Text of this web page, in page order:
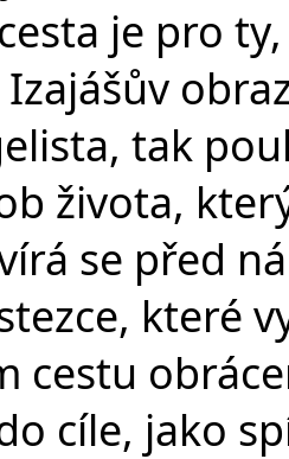
je pro
tak
života,
se před
které
cestu
cíle, jako